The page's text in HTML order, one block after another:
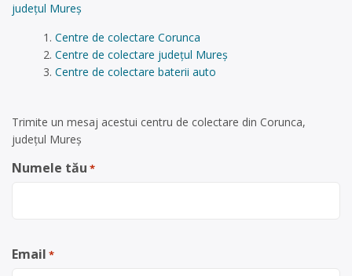
județul Mureș
Centre de colectare Corunca
Centre de colectare județul Mureș
Centre de colectare baterii auto
Trimite un mesaj acestui centru de colectare din Corunca,
județul Mureș
Numele tău *
Email *